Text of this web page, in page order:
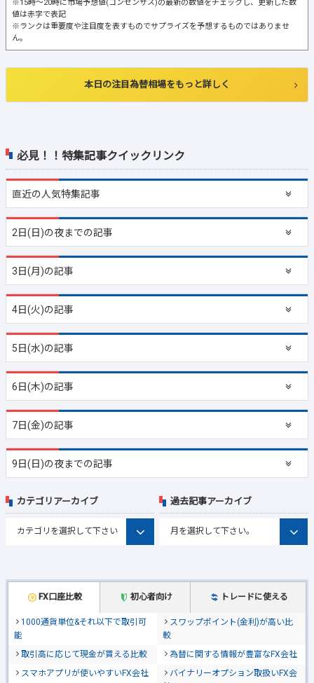
必見！！特集記事クイックリンク
直近の人気特集記事
2日(日)の夜までの記事
3日(月)の記事
4日(火)の記事
5日(水)の記事
6日(木)の記事
7日(金)の記事
9日(日)の夜までの記事
※15時～20時に市場予想値(コンセンサス)の最新の数値をチェックし、更新した数
値は赤字で表記
※ランクは重要度や注目度を表すものでサプライズを予想するものではありませ
ん。
本日の注目為替相場をもっと詳しく
FX口座比較 初心者向け トレードに使える
1000通貨単位&それ以下で取引可
能
スワップポイント(金利)が高い比
較
取引高に応じて現金が貰える比較
為替に関する情報が豊富なFX会社
スマホアプリが使いやすいFX会社
バイナリーオプション取扱いFX会
カテゴリアーカイブ 過去記事アーカイブ